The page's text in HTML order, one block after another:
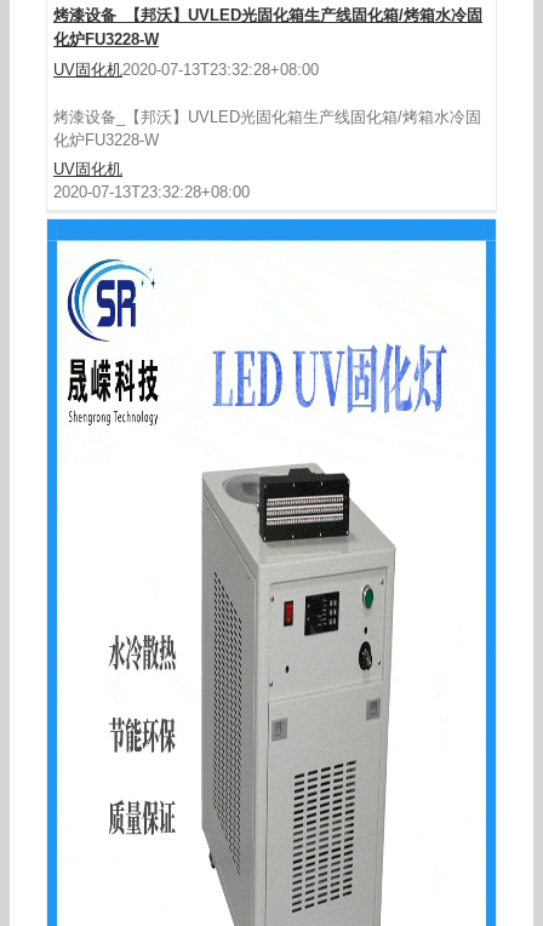
烤漆设备_【邦沃】UVLED光固化箱生产线固化箱/烤箱水冷固
化炉FU3228-W
UV固化机2020-07-13T23:32:28+08:00
烤漆设备_【邦沃】UVLED光固化箱生产线固化箱/烤箱水冷固
化炉FU3228-W
UV固化机
2020-07-13T23:32:28+08:00